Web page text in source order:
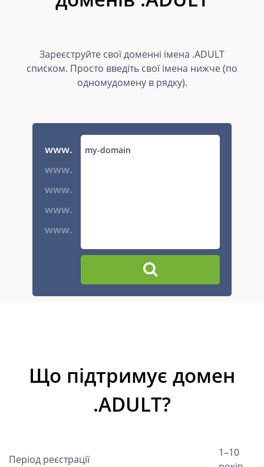
Зареєструйте свої доменні імена .ADULT
списком. Просто введіть свої імена нижче (по
одномудомену в рядку).
www.
www.
www.
www.
www.
Що підтримує домен
.ADULT?
Період реєстрації
1–10